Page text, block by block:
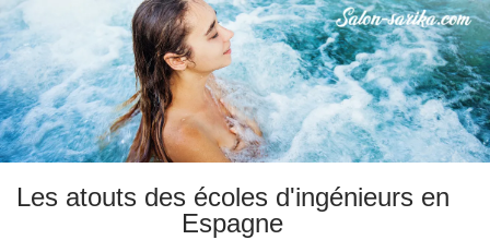
Les atouts des écoles d'ingénieurs en
Espagne